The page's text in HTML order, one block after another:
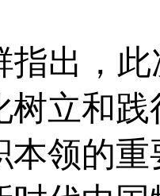
指出，
树立和
本领的